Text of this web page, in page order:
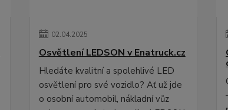
02.04.2025
Osvětlení LEDSON v Enatruck.cz
Hledáte kvalitní a spolehlivé LED
osvětlení pro své vozidlo? Ať už jde
o osobní automobil, nákladní vůz